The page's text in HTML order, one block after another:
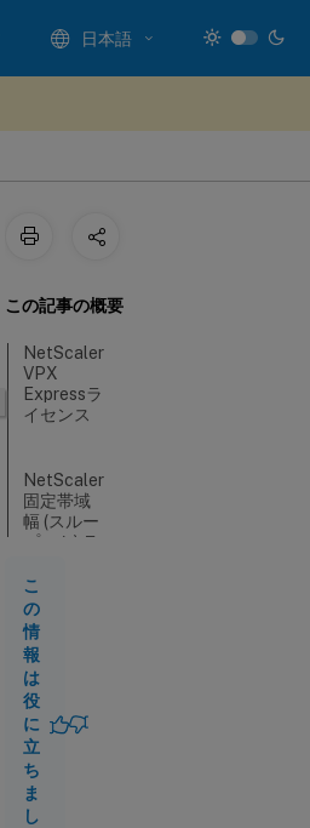
日本語
この記事の概要
NetScaler
VPX
Expressラ
イセンス
NetScaler
固定帯域
幅 (スルー
プット) ラ
NetScaler
フレック
スライセ
ンス
NetScaler
プールラ
イセンス
こ
の
情
報
は
役
に
立
ち
ま
し